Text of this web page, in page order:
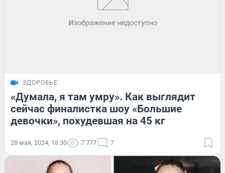
ЗДОРОВЬЕ
«Думала, я там умру». Как выглядит
сейчас финалистка шоу «Большие
девочки», похудевшая на 45 кг
28 мая, 2024, 18:30 7 777 7